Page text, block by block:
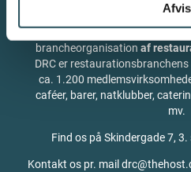
Afvis
Danmarks Restauranter
brancheorganisation af
DRC er
ca. 1.200
caféer, barer, natklubber,
mv.
Find os på Skindergade 7,
Kontakt os pr. mail